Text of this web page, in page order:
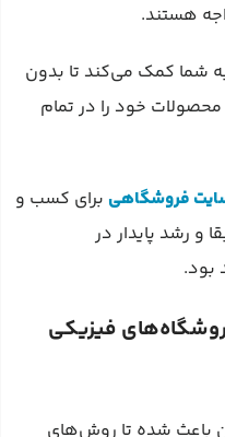
هستند.
شما کمک می‌کند تا بدون
محصولات خود را در تمام
فروشگاهی برای کسب و
و رشد پایدار در
بود.
فیزیکی
باعث شده تا روش‌های